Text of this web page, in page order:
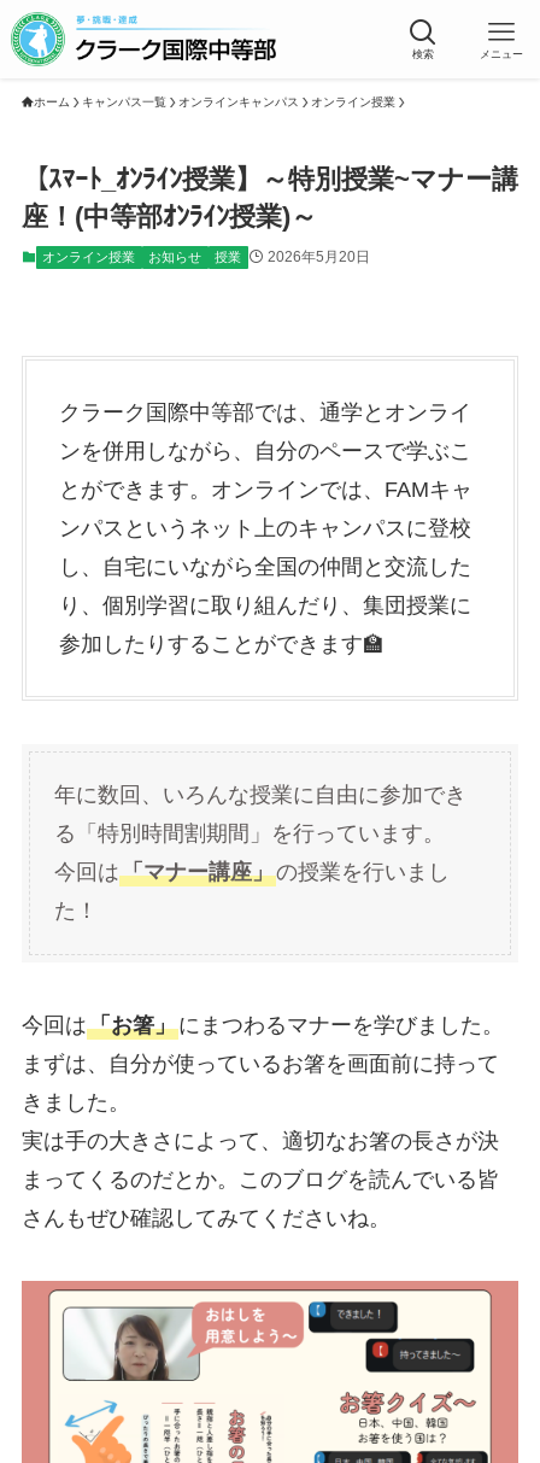
検索 メニュー
ホーム キャンパス一覧 オンラインキャンパス オンライン授業
【ｽﾏｰﾄ_ｵﾝﾗｲﾝ授業】～特別授業~マナー講
座！(中等部ｵﾝﾗｲﾝ授業)～
オンライン授業 お知らせ 授業 2026年5月20日
クラーク国際中等部では、通学とオンライ
ンを併用しながら、自分のペースで学ぶこ
とができます。オンラインでは、FAMキャ
ンパスというネット上のキャンパスに登校
し、自宅にいながら全国の仲間と交流した
り、個別学習に取り組んだり、集団授業に
参加したりすることができます🏫
年に数回、いろんな授業に自由に参加でき
る「特別時間割期間」を行っています。
今回は「マナー講座」の授業を行いまし
た！
今回は「お箸」にまつわるマナーを学びました。
まずは、自分が使っているお箸を画面前に持って
きました。
実は手の大きさによって、適切なお箸の長さが決
まってくるのだとか。このブログを読んでいる皆
さんもぜひ確認してみてくださいね。